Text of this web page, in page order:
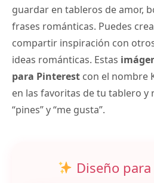
guardar en tableros de amor,
frases románticas. Puedes
compartir inspiración con
ideas románticas. Estas
para Pinterest con el nombre
en las favoritas de tu tablero y
“pines” y “me gusta”.
Diseño